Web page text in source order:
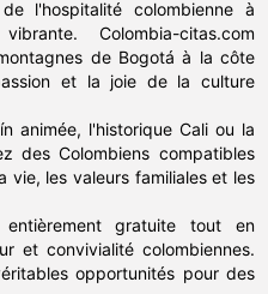
l'hospitalité colombienne à
Colombia-citas.com
de Bogotá à la côte
et la joie de la culture
animée, l'historique Cali ou la
des Colombiens compatibles
les valeurs familiales et les
gratuite tout en
et convivialité colombiennes.
opportunités pour des